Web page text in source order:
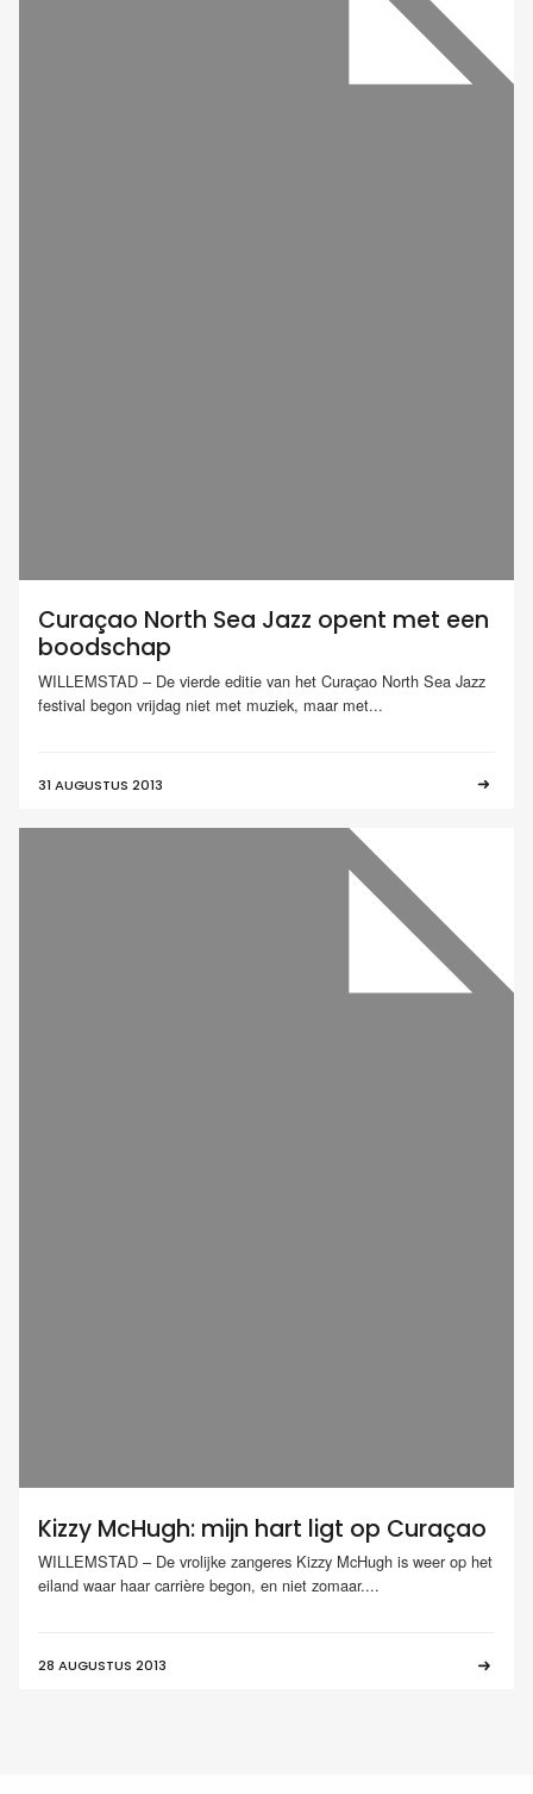
Curaçao North Sea Jazz opent met een
boodschap
WILLEMSTAD – De vierde editie van het Curaçao North Sea Jazz
festival begon vrijdag niet met muziek, maar met...
31 AUGUSTUS 2013
Kizzy McHugh: mijn hart ligt op Curaçao
WILLEMSTAD – De vrolijke zangeres Kizzy McHugh is weer op het
eiland waar haar carrière begon, en niet zomaar....
28 AUGUSTUS 2013